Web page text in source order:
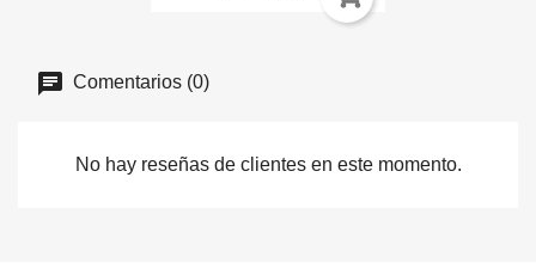
Comentarios (0)
No hay reseñas de clientes en este momento.